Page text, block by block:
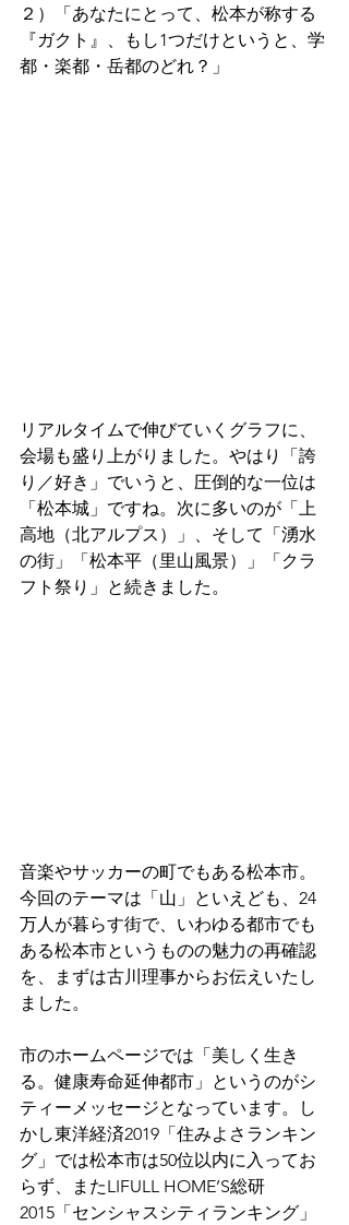
２）「あなたにとって、松本が称する
『ガクト』、もし1つだけというと、学
都・楽都・岳都のどれ？」
リアルタイムで伸びていくグラフに、
会場も盛り上がりました。やはり「誇
り／好き」でいうと、圧倒的な一位は
「松本城」ですね。次に多いのが「上
高地（北アルプス）」、そして「湧水
の街」「松本平（里山風景）」「クラ
フト祭り」と続きました。
音楽やサッカーの町でもある松本市。
今回のテーマは「山」といえども、24
万人が暮らす街で、いわゆる都市でも
ある松本市というものの魅力の再確認
を、まずは古川理事からお伝えいたし
ました。
市のホームページでは「美しく生き
る。健康寿命延伸都市」というのがシ
ティーメッセージとなっています。し
かし東洋経済2019「住みよさランキン
グ」では松本市は50位以内に入ってお
らず、またLIFULL HOME’S総研
2015「センシャスシティランキング」